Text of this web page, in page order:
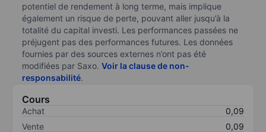
potentiel de rendement à long terme, mais implique
également un risque de perte, pouvant aller jusqu’à la
totalité du capital investi. Les performances passées ne
préjugent pas des performances futures. Les données
fournies par des sources externes n’ont pas été
modifiées par Saxo. Voir la clause de non-
responsabilité.
Cours
Achat
0,09
Vente
0,09